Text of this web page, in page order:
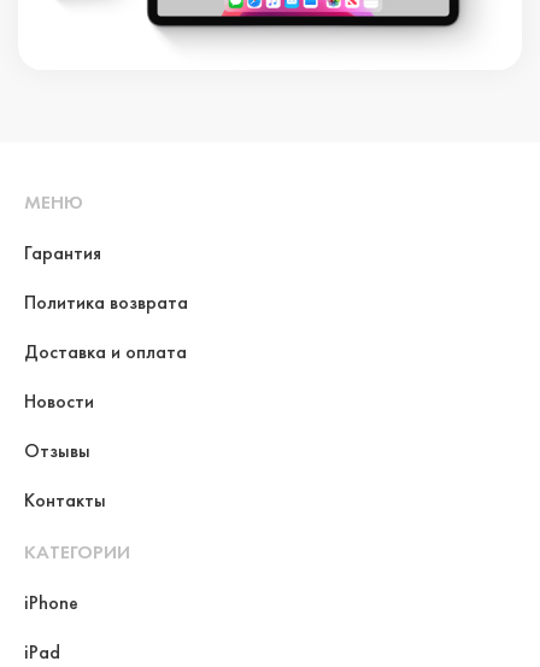
МЕНЮ
Гарантия
Политика возврата
Доставка и оплата
Новости
Отзывы
Контакты
КАТЕГОРИИ
iPhone
iPad